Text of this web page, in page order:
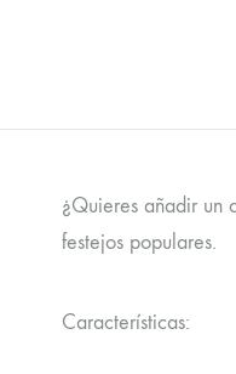
¿Quieres añadir un
festejos populares.
Características: